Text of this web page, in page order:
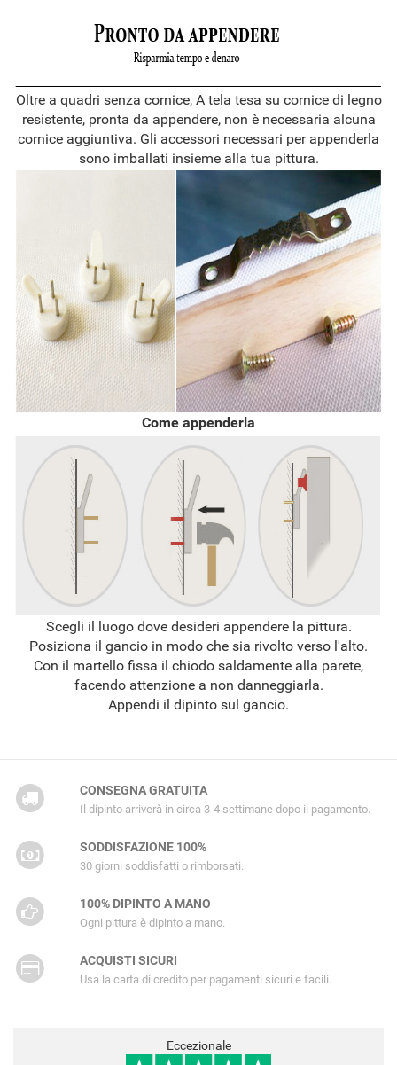
Oltre a quadri senza cornice, A tela tesa su cornice di legno
resistente, pronta da appendere, non è necessaria alcuna
cornice aggiuntiva. Gli accessori necessari per appenderla
sono imballati insieme alla tua pittura.
Come appenderla
Scegli il luogo dove desideri appendere la pittura.
Posiziona il gancio in modo che sia rivolto verso l'alto.
Con il martello fissa il chiodo saldamente alla parete,
facendo attenzione a non danneggiarla.
Appendi il dipinto sul gancio.
CONSEGNA GRATUITA
Il dipinto arriverà in circa 3-4 settimane dopo il pagamento.
SODDISFAZIONE 100%
30 giorni soddisfatti o rimborsati.
100% DIPINTO A MANO
Ogni pittura è dipinto a mano.
ACQUISTI SICURI
Usa la carta di credito per pagamenti sicuri e facili.
Eccezionale